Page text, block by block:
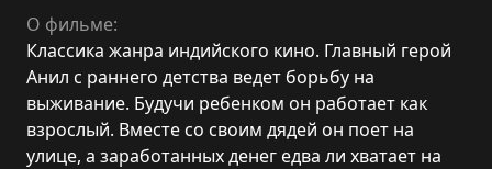
О фильме:
Классика жанра индийского кино. Главный герой
Анил с раннего детства ведет борьбу на
выживание. Будучи ребенком он работает как
взрослый. Вместе со своим дядей он поет на
улице, а заработанных денег едва ли хватает на